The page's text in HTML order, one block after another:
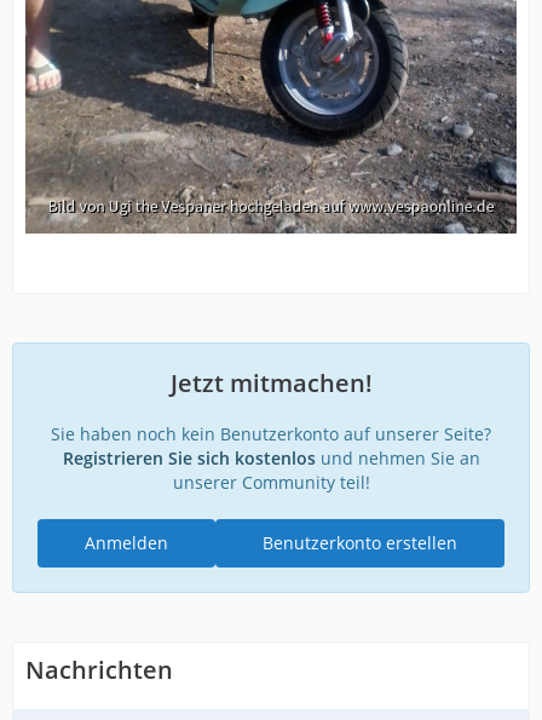
Jetzt mitmachen!
Sie haben noch kein Benutzerkonto auf unserer Seite?
Registrieren Sie sich kostenlosund nehmen Sie an
unserer Community teil!
Benutzerkonto erstellen
Anmelden
Nachrichten